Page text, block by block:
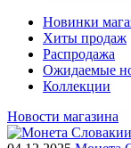
Новинки
Хиты продаж
Распродажа
Ожидаемые
Коллекции
Новости магазина